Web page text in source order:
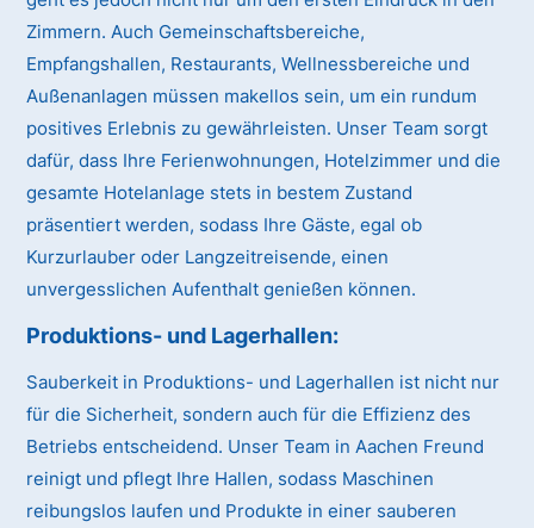
Zimmern. Auch Gemeinschaftsbereiche,
Empfangshallen, Restaurants, Wellnessbereiche und
Außenanlagen müssen makellos sein, um ein rundum
positives Erlebnis zu gewährleisten. Unser Team sorgt
dafür, dass Ihre Ferienwohnungen, Hotelzimmer und die
gesamte Hotelanlage stets in bestem Zustand
präsentiert werden, sodass Ihre Gäste, egal ob
Kurzurlauber oder Langzeitreisende, einen
unvergesslichen Aufenthalt genießen können.
Produktions- und Lagerhallen:
Sauberkeit in Produktions- und Lagerhallen ist nicht nur
für die Sicherheit, sondern auch für die Effizienz des
Betriebs entscheidend. Unser Team in Aachen Freund
reinigt und pflegt Ihre Hallen, sodass Maschinen
reibungslos laufen und Produkte in einer sauberen